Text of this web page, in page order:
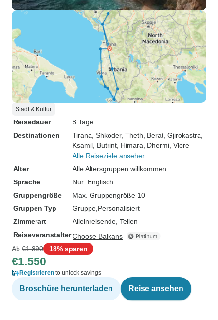
Stadt & Kultur
Reisedauer
8 Tage
Destinationen
Tirana , Shkoder, Theth , Berat , Gjirokastra
Ksamil , Butrint , Himara , Dhermi , Vlore
Alle Reiseziele ansehen
Alter
Alle Altersgruppen willkommen
Sprache
Nur: Englisch
Gruppengröße
Max. Gruppengröße 10
Gruppen Typ
Gruppe Personalisiert
Zimmerart
Alleinreisende, Teilen
ReiseveranstalterChoose Balkans
Ab €1.890 18% sparen
€1.550
Registrieren to unlock savings
Broschüre herunterladen Reise ansehen